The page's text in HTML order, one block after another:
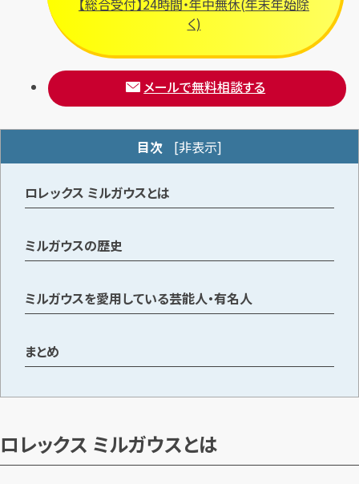
メールで無料相談する
【総合受付】24時間・年中無休(年末年始除
く)
メールで無料相談する
目次 [非表示]
ロレックス ミルガウスとは
ミルガウスの歴史
ミルガウスを愛用している芸能人・有名人
まとめ
ロレックス ミルガウスとは